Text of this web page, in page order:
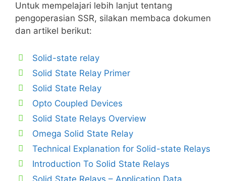
Untuk mempelajari lebih lanjut tentang
pengoperasian SSR, silakan membaca dokumen
dan artikel berikut:
Solid-state relay
Solid State Relay Primer
Solid State Relay
Opto Coupled Devices
Solid State Relays Overview
Omega Solid State Relay
Technical Explanation for Solid-state Relays
Introduction To Solid State Relays
Solid State Relays – Application Data